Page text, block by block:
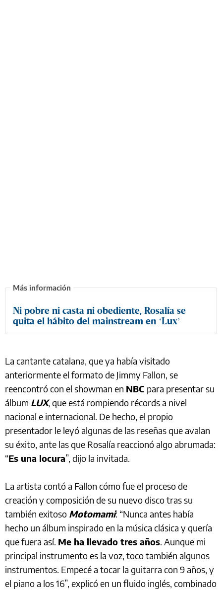
Ni pobre ni casta ni obediente, Rosalía se
quita el hábito del mainstream en ‘Lux’
La cantante catalana, que ya había visitado
anteriormente el formato de Jimmy Fallon, se
reencontró con el showman en NBC para presentar su
álbum LUX, que está rompiendo récords a nivel
nacional e internacional. De hecho, el propio
presentador le leyó algunas de las reseñas que avalan
su éxito, ante las que Rosalía reaccionó algo abrumada:
“Es una locura”, dijo la invitada.
La artista contó a Fallon cómo fue el proceso de
creación y composición de su nuevo disco tras su
también exitoso Motomami: “Nunca antes había
hecho un álbum inspirado en la música clásica y quería
que fuera así. Me ha llevado tres años. Aunque mi
principal instrumento es la voz, toco también algunos
instrumentos. Empecé a tocar la guitarra con 9 años, y
el piano a los 16”, explicó en un fluido inglés, combinado